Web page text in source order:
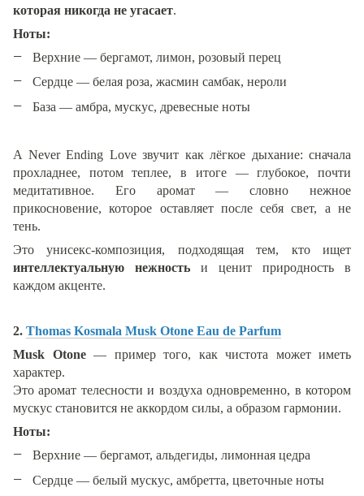
которая никогда не угасает.
Ноты:
Верхние — бергамот, лимон, розовый перец
Сердце — белая роза, жасмин самбак, нероли
База — амбра, мускус, древесные ноты
A Never Ending Love звучит как лёгкое дыхание: сначала
прохладнее, потом теплее, в итоге — глубокое, почти
медитативное. Его аромат — словно нежное
прикосновение, которое оставляет после себя свет, а не
тень.
Это унисекс-композиция, подходящая тем, кто ищет
интеллектуальную нежность и ценит природность в
каждом акценте.
2. Thomas Kosmala Musk Otone Eau de Parfum
Musk Otone— пример того, как чистота может иметь
характер.
Это аромат телесности и воздуха одновременно, в котором
мускус становится не аккордом силы, а образом гармонии.
Ноты:
Верхние — бергамот, альдегиды, лимонная цедра
Сердце — белый мускус, амбретта, цветочные ноты